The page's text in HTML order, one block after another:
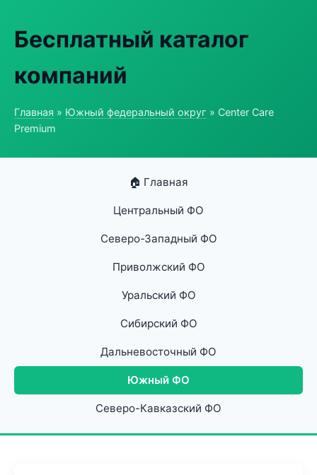
Бесплатный каталог
компаний
Главная » Южный федеральный округ » Center Care
Premium
🏠 Главная
Центральный ФО
Северо-Западный ФО
Приволжский ФО
Уральский ФО
Сибирский ФО
Дальневосточный ФО
Южный ФО
Северо-Кавказский ФО